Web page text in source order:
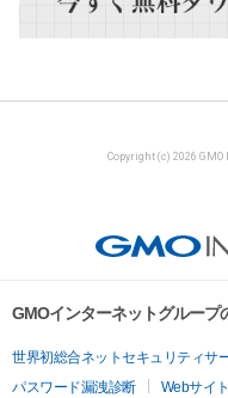
Copyright (c) 2026
GMOインターネットグループ
世界初総合ネットセキュリティサ
パスワード漏洩診断
Webサイ